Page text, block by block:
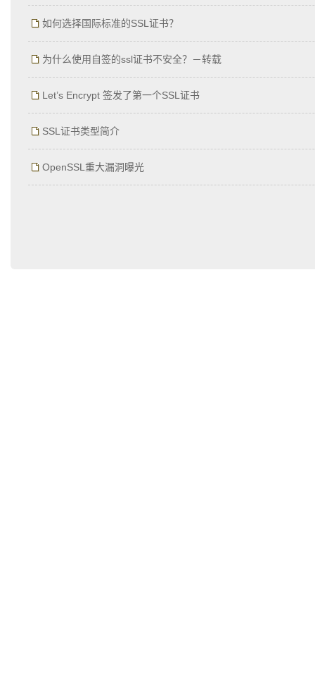
如何选择国际标准的SSL证书？
为什么使用自签的ssl证书不安全？－转载
Let’s Encrypt 签发了第一个SSL证书
SSL证书类型简介
OpenSSL重大漏洞曝光